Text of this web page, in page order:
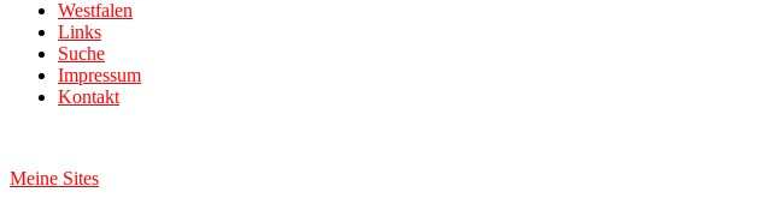
Westfalen
Links
Suche
Impressum
Kontakt
Meine Sites